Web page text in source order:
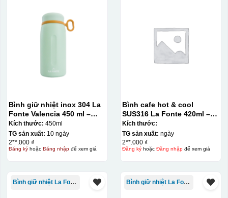
Bình giữ nhiệt inox 304 La
Fonte Valencia 450 ml –
012355
Kích thước: 450ml
TG sản xuất: 10 ngày
2**.000 ₫
Đăng kýhoặc Đăng nhậpđể xem giá
Bình cafe hot & cool
SUS316 La Fonte 420ml –
012775
Kích thước:
TG sản xuất: ngày
2**.000 ₫
Đăng kýhoặc Đăng nhậpđể xem giá
Bình giữ nhiệt La Fonte Bình giữ nhiệt La Fonte